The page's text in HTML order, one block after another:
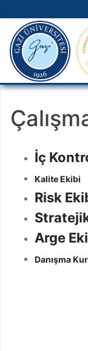
Ana Menü
gazi.edu.tr
İç
Kalite Ekibi
Risk
Arge
Danışma